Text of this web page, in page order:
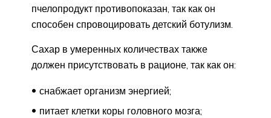
пчелопродукт противопоказан, так как он
способен спровоцировать детский ботулизм.
Сахар в умеренных количествах также
должен присутствовать в рационе, так как он:
снабжает организм энергией;
питает клетки коры головного мозга;